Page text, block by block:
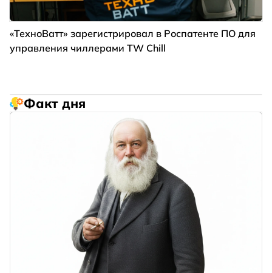
«ТехноВатт» зарегистрировал в Роспатенте ПО для
управления чиллерами TW Chill
Факт дня